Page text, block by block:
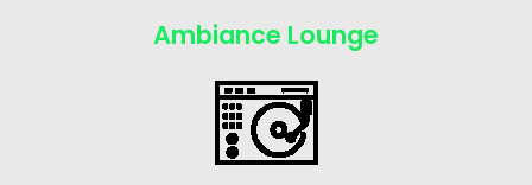
Ambiance Lounge